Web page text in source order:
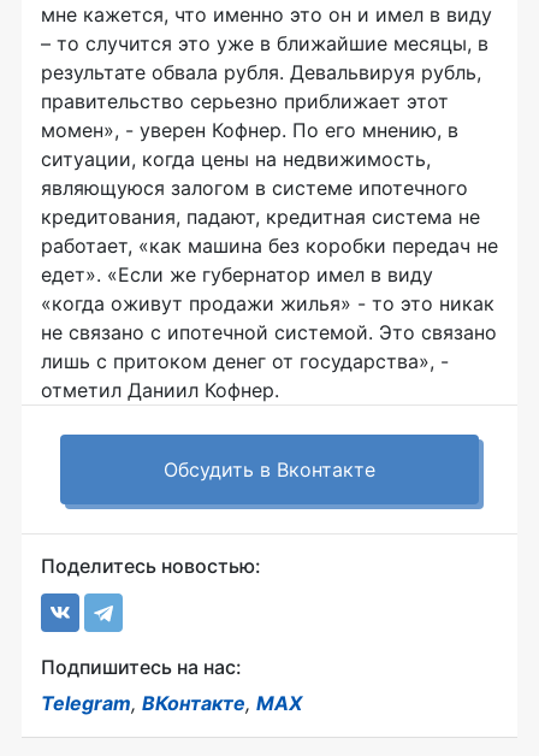
мне кажется, что именно это он и имел в виду
– то случится это уже в ближайшие месяцы, в
результате обвала рубля. Девальвируя рубль,
правительство серьезно приближает этот
момен», - уверен Кофнер. По его мнению, в
ситуации, когда цены на недвижимость,
являющуюся залогом в системе ипотечного
кредитования, падают, кредитная система не
работает, «как машина без коробки передач не
едет». «Если же губернатор имел в виду
«когда оживут продажи жилья» - то это никак
не связано с ипотечной системой. Это связано
лишь с притоком денег от государства», -
отметил Даниил Кофнер.
Обсудить в Вконтакте
Поделитесь новостью:
Подпишитесь на нас:
Telegram, ВКонтакте, MAX